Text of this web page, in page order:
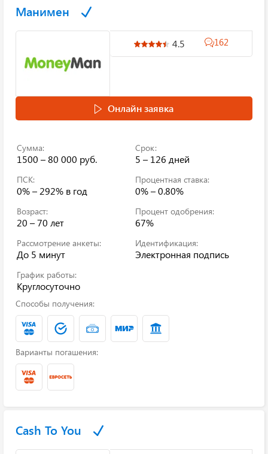
Манимен
4.5 162
Онлайн заявка
Сумма:
1500 – 80 000 руб.
Срок:
5 – 126 дней
ПСК:
0% – 292% в год
Процентная ставка:
0% – 0.80%
Возраст:
20 – 70 лет
Процент одобрения:
67%
Рассмотрение анкеты:
До 5 минут
Идентификация:
Электронная подпись
График работы:
Круглосуточно
Способы получения:
Варианты погашения:
Cash To You